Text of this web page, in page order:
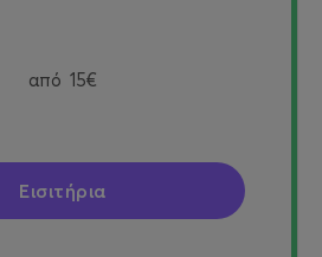
από 15€
Εισιτήρια